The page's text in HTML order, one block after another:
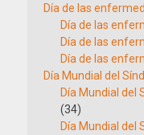
Día de las
Día de las
Día de las
Día de las
Día Mundial del
Día Mundial del
(34)
Día Mundial del